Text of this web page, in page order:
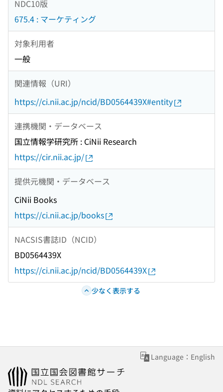
NDC10版
675.4 : マーケティング
対象利用者
一般
関連情報（URI）
https://ci.nii.ac.jp/ncid/BD0564439X#entity
連携機関・データベース
国立情報学研究所 : CiNii Research
https://cir.nii.ac.jp/
提供元機関・データベース
CiNii Books
https://ci.nii.ac.jp/books
NACSIS書誌ID（NCID）
BD0564439X
https://ci.nii.ac.jp/ncid/BD0564439X
少なく表示する
Language：English